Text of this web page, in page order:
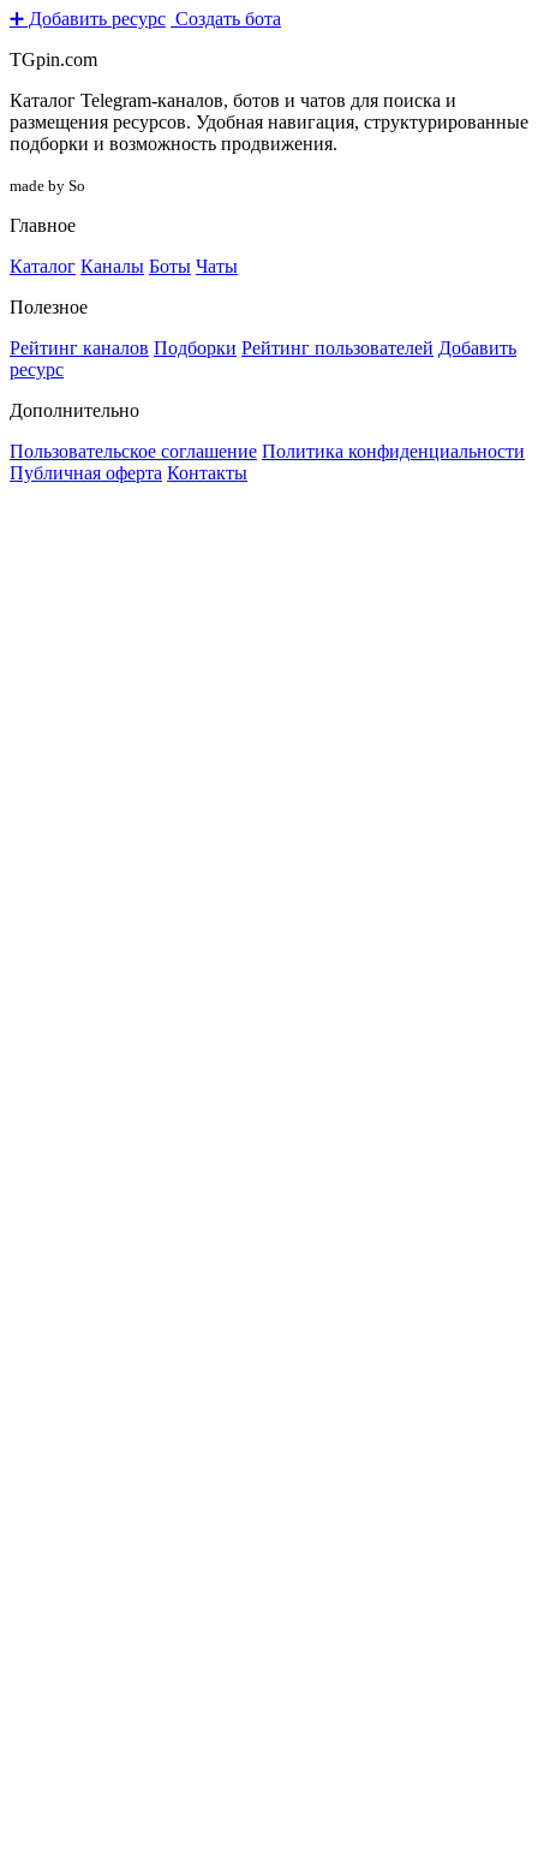
➕ Добавить ресурс Создать бота
TGpin.com
Каталог Telegram-каналов, ботов и чатов для поиска и
размещения ресурсов. Удобная навигация, структурированные
подборки и возможность продвижения.
made by So
Главное
Каталог Каналы Боты Чаты
Полезное
Рейтинг каналов Подборки Рейтинг пользователей Добавить
ресурс
Дополнительно
Пользовательское соглашение Политика конфиденциальности
Публичная оферта Контакты